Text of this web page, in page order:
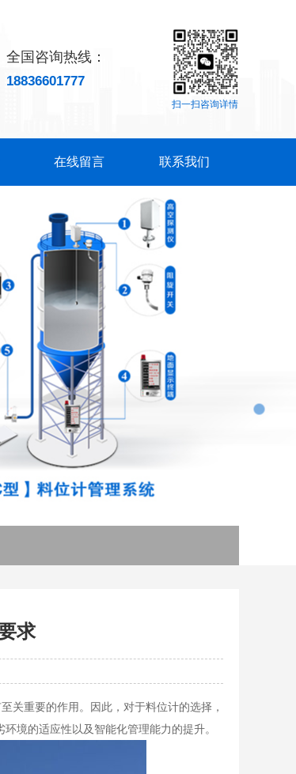
扫一扫咨询详情
全国咨询热线：
18836601777
在线留言 联系我们
求
关重要的作用。因此，对于料位计的选择，
境的适应性以及智能化管理能力的提升。